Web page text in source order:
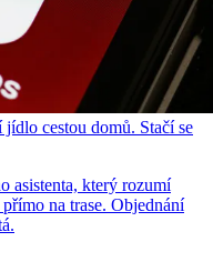
cestou domů. Stačí se
asistenta, který rozumí
na trase. Objednání